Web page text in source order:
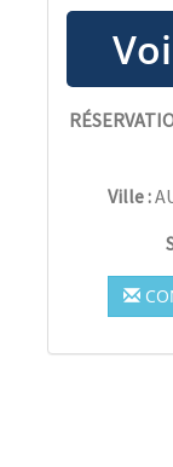
Ville :